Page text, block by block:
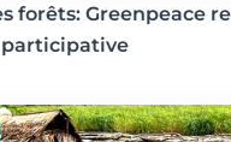
forêts: Greenpeace